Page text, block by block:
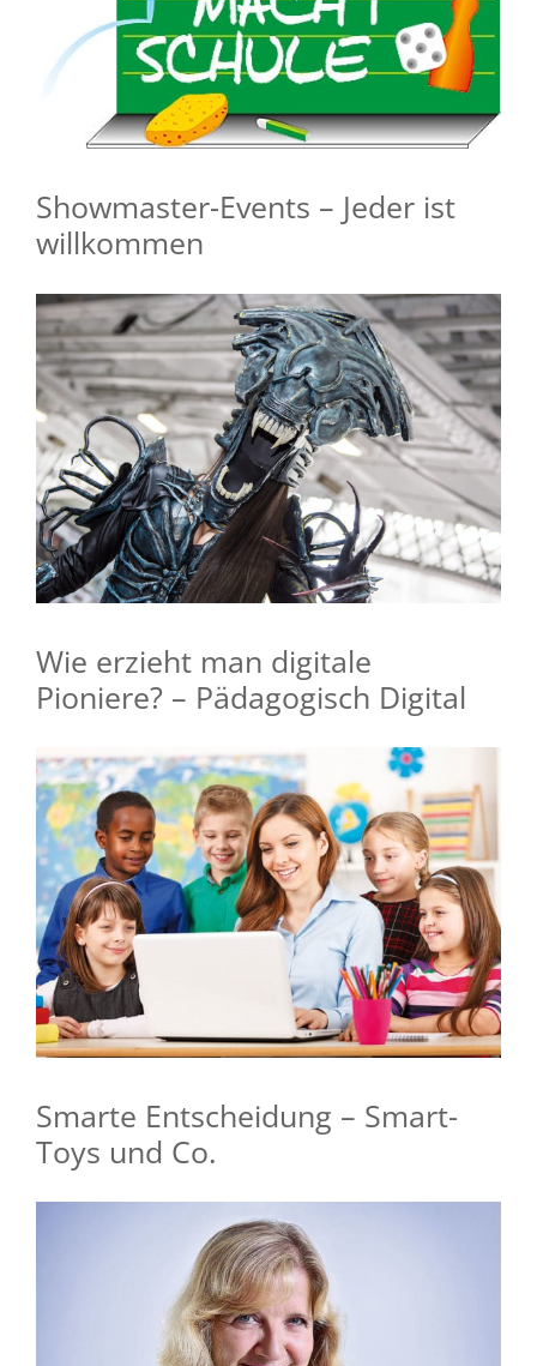
Showmaster-Events – Jeder ist
willkommen
Wie erzieht man digitale
Pioniere? – Pädagogisch Digital
Smarte Entscheidung – Smart-
Toys und Co.